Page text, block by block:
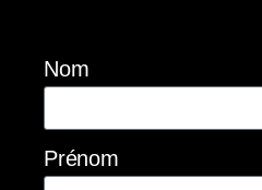
Nom
Prénom